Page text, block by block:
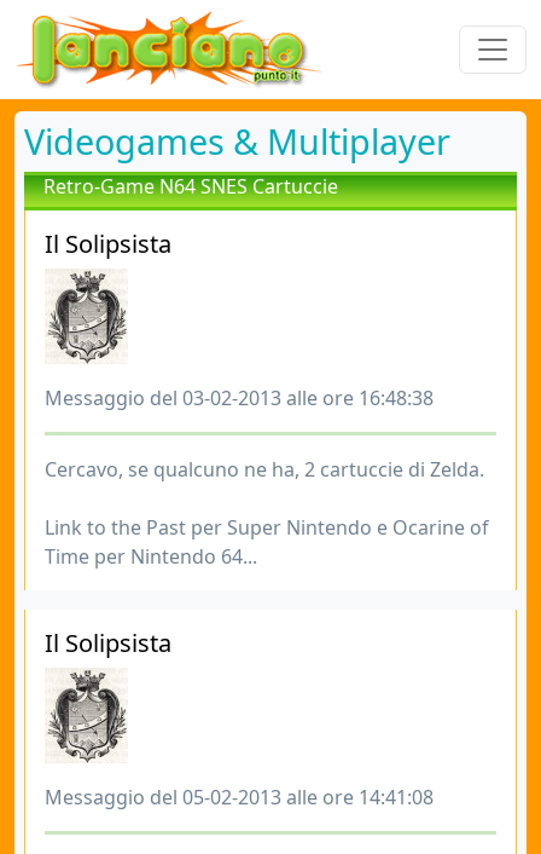
Videogames & Multiplayer
Retro-Game N64 SNES Cartuccie
Il Solipsista
Messaggio del 03-02-2013 alle ore 16:48:38
Cercavo, se qualcuno ne ha, 2 cartuccie di Zelda.
Link to the Past per Super Nintendo e Ocarine of
Time per Nintendo 64...
Il Solipsista
Messaggio del 05-02-2013 alle ore 14:41:08